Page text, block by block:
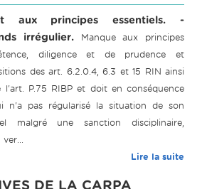
aux principes essentiels. -
irrégulier.
Manque aux principes
diligence et de prudence et
des art. 6.2.0.4, 6.3 et 15 RIN ainsi
l'art. P.75 RIBP et doit en conséquence
n'a pas régularisé la situation de son
malgré une sanction disciplinaire,
Lire la suite
DE LA CARPA